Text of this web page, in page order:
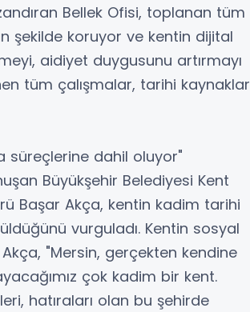
Bellek Ofisi, toplanan tüm
şekilde koruyor ve kentin dijital
aidiyet duygusunu artırmayı
tüm çalışmalar, tarihi kaynaklar
süreçlerine dahil oluyor"
Büyükşehir Belediyesi Kent
Başar Akça, kentin kadim tarihi
vurguladı. Kentin sosyal
"Mersin, gerçekten kendine
çok kadim bir kent.
hatıraları olan bu şehirde